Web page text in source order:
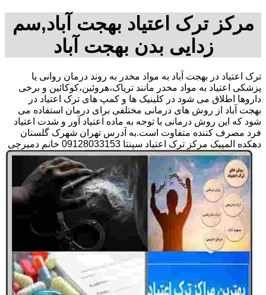
مرکز ترک اعتیاد بهجت آباد,سم
زدایی بدن بهجت آباد
ترک اعتیاد در بهجت آباد به مواد مخدر به روند درمان روانی یا
پزشکی اعتیاد به مواد مخدر مانند تریاک،هروئین،کوکائین و برخی
داروها اطلاق می شود در کلینیک ها و کمپ های ترک اعتیاد در
بهجت آباد از روش های درمانی مختلفی برای درمان استفاده می
شود که این روش درمانی با توجه به ماده اعتیاد آور و شدت اعتیاد
فرد مصرف کننده متفاوت است.به آدرس تهران شهرک گلستان
دهکده المپیک مرکز ترک اعتیاد سپنتا 09128033153 خانم دمیرچی